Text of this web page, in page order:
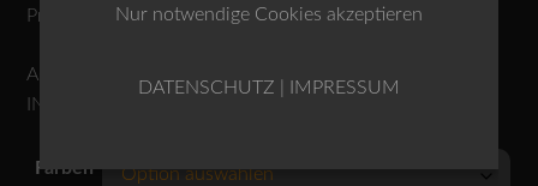
Produktnr.: 10250710045
ACHTUNG: DAS MODEL IM VIDEO TRÄGT DIE JACKE
IN DER SCHÖNEN FARBE CLEMATIS!
Farben
Nur notwendige Cookies akzeptieren
DATENSCHUTZ IMPRESSUM